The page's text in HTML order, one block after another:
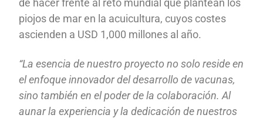
de hacer frente al reto mundial que plantean los
piojos de mar en la acuicultura, cuyos costes
ascienden a USD 1,000 millones al año.
“La esencia de nuestro proyecto no solo reside en
el enfoque innovador del desarrollo de vacunas,
sino también en el poder de la colaboración. Al
aunar la experiencia y la dedicación de nuestros